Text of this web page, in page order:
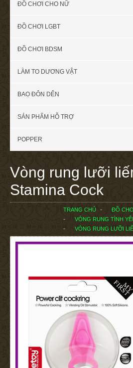
ĐỒ CHƠI CHO NỮ
ĐỒ CHƠI LGBT
ĐỒ CHƠI BDSM
LÀM TO DƯƠNG VẬT
BAO ĐÔN DÊN
SẢN PHẨM HỖ TRỢ
POPPER
Vòng rung lưỡi
Stamina Cock
TRANG CHỦ
ĐỒ
VÒNG RUNG TÌNH
VÒNG RUNG LƯỠI